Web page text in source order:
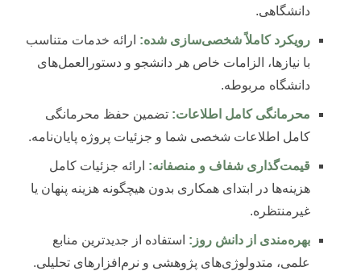
دانشگاهی.
رویکرد کاملاً شخصی‌سازی شده: ارائه خدمات متناسب
با نیازها، الزامات خاص هر دانشجو و دستورالعمل‌های
دانشگاه مربوطه.
محرمانگی کامل اطلاعات: تضمین حفظ محرمانگی
کامل اطلاعات شخصی شما و جزئیات پروژه پایان‌نامه.
قیمت‌گذاری شفاف و منصفانه: ارائه جزئیات کامل
هزینه‌ها در ابتدای همکاری بدون هیچگونه هزینه پنهان یا
غیرمنتظره.
بهره‌مندی از دانش روز: استفاده از جدیدترین منابع
علمی، متدولوژی‌های پژوهشی و نرم‌افزارهای تحلیلی.